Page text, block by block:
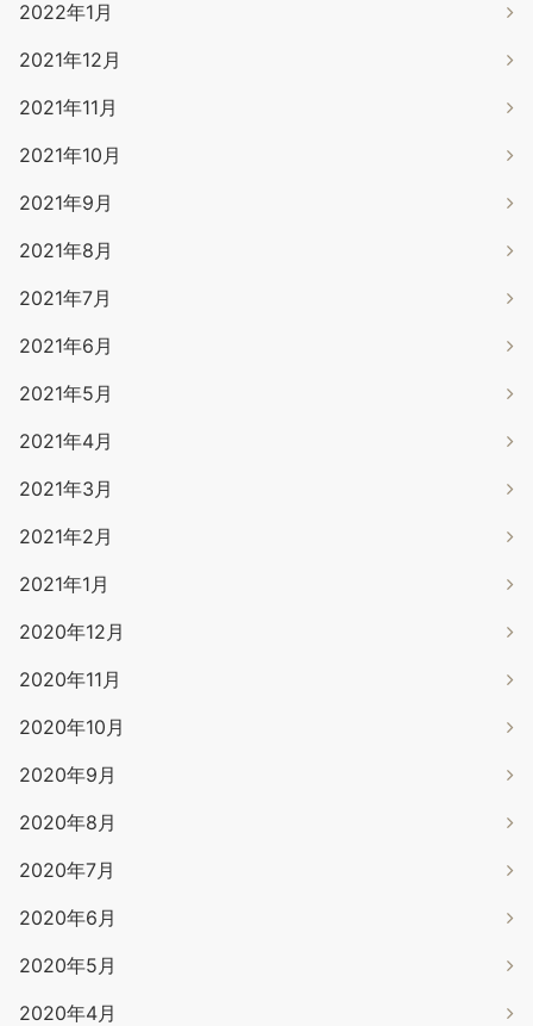
2022年1月
2021年12月
2021年11月
2021年10月
2021年9月
2021年8月
2021年7月
2021年6月
2021年5月
2021年4月
2021年3月
2021年2月
2021年1月
2020年12月
2020年11月
2020年10月
2020年9月
2020年8月
2020年7月
2020年6月
2020年5月
2020年4月